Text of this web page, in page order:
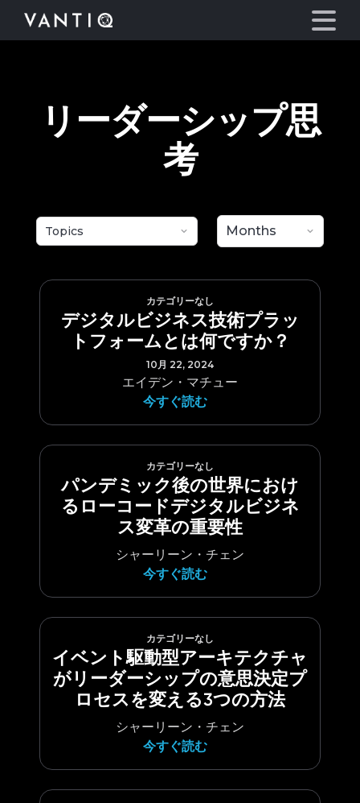
事業内容
お役立ち情報
会社情報
リーダーシップ思
考
カテゴリーなし
デジタルビジネス技術プラッ
トフォームとは何ですか？
10月 22, 2024
エイデン・マチュー
今すぐ読む
カテゴリーなし
パンデミック後の世界におけ
るローコードデジタルビジネ
ス変革の重要性
シャーリーン・チェン
今すぐ読む
カテゴリーなし
イベント駆動型アーキテクチャ
がリーダーシップの意思決定プ
ロセスを変える3つの方法
シャーリーン・チェン
今すぐ読む